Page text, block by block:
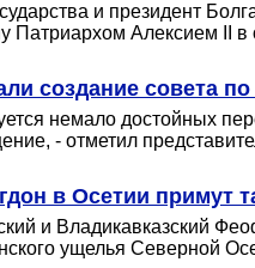
и президент
Патриархом Алексием II в
создание совета
немало достойных
- отметил
в Осетии примут
и Владикавказский
ущелья Северной